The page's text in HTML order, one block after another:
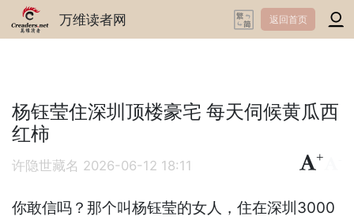
万维读者网 返回首页
杨钰莹住深圳顶楼豪宅 每天伺候黄瓜西
红柿
许隐世藏名 2026-06-12 18:11
+
你敢信吗？那个叫杨钰莹的女人，住在深圳3000